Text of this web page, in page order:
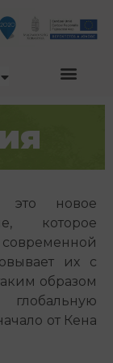
это новое
которое
их с
образом
от Кена